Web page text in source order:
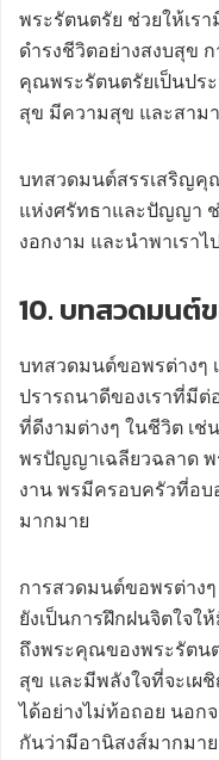
พระรัตนตรัย ช่วยให้เร
ดำรงชีวิตอย่างสงบสุข
คุณพระรัตนตรัยเป็นประ
สุข มีความสุข และสาม
บทสวดมนต์สรรเสริญคุ
แห่งศรัทธาและปัญญา ช่
งอกงาม และนำพาเรา
10. บทสวดมนต์
บทสวดมนต์ขอพรต่างๆ
ปรารถนาดีของเราที่มี
ที่ดีงามต่างๆ ในชีวิต เช่
พรปัญญาเฉลียวฉลาด พ
งาน พรมีครอบครัวที่อ
มากมาย
การสวดมนต์ขอพรต่าง
ยังเป็นการฝึกฝนจิตใจใ
ถึงพระคุณของพระรัตน
สุข และมีพลังใจที่จะเผ
ได้อย่างไม่ท้อถอย นอก
กันว่ามีอานิสงส์มากมาย